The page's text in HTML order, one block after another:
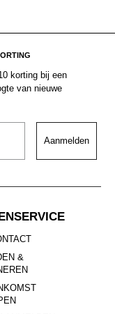
korting bij een
van nieuwe
Aanmelden
&